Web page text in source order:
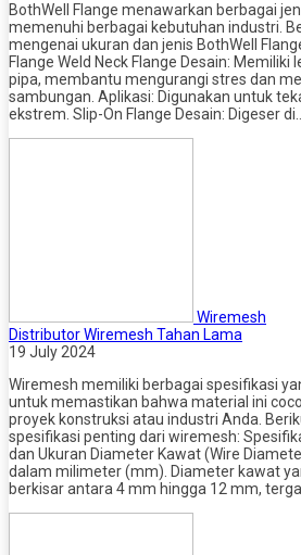
BothWell Flange menawarkan berbagai
memenuhi berbagai kebutuhan industri.
mengenai ukuran dan jenis BothWell
Flange Weld Neck Flange Desain: Memiliki
pipa, membantu mengurangi stres dan
sambungan. Aplikasi: Digunakan untuk
ekstrem. Slip-On Flange Desain: Digeser di…
Wiremesh
Distributor Wiremesh Tahan Lama
19 July 2024
Wiremesh memiliki berbagai spesifikasi
untuk memastikan bahwa material ini
proyek konstruksi atau industri Anda.
spesifikasi penting dari wiremesh:
dan Ukuran Diameter Kawat (Wire
dalam milimeter (mm). Diameter kawat
berkisar antara 4 mm hingga 12 mm,